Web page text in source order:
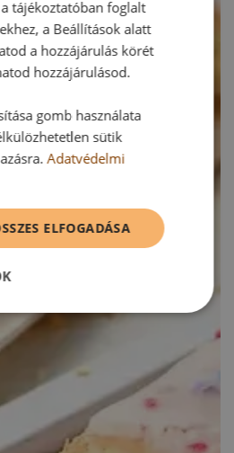
tájékoztatóban foglalt
a Beállítások alatt
a hozzájárulás körét
hozzájárulásod.
gomb használata
sütik
Adatvédelmi
ELFOGADÁSA